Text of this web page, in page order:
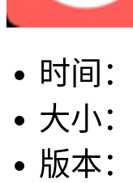
时间：
大小：
版本：